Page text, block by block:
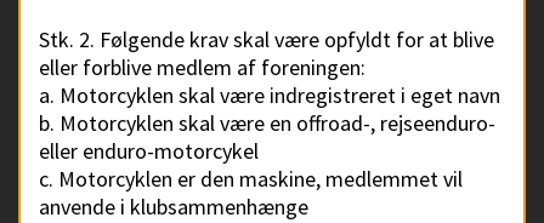
Stk. 2. Følgende krav skal være opfyldt for at blive
eller forblive medlem af foreningen:
a. Motorcyklen skal være indregistreret i eget navn
b. Motorcyklen skal være en offroad-, rejseenduro-
eller enduro-motorcykel
c. Motorcyklen er den maskine, medlemmet vil
anvende i klubsammenhænge